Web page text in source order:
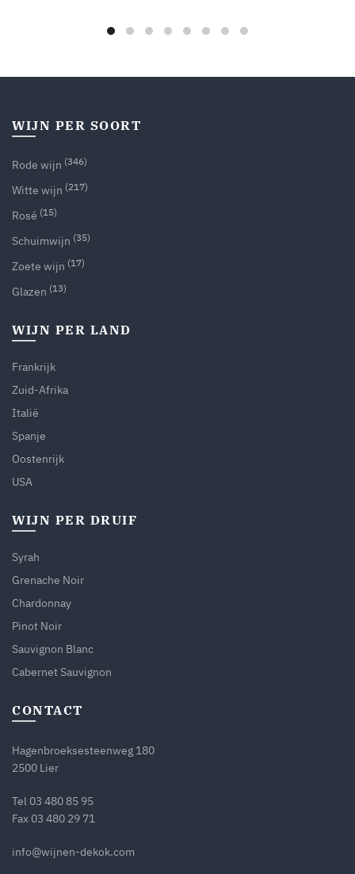
WIJN PER SOORT
Rode wijn (346)
Witte wijn (217)
Rosé (15)
Schuimwijn (35)
Zoete wijn (17)
Glazen (13)
WIJN PER LAND
Frankrijk
Zuid-Afrika
Italië
Spanje
Oostenrijk
USA
WIJN PER DRUIF
Syrah
Grenache Noir
Chardonnay
Pinot Noir
Sauvignon Blanc
Cabernet Sauvignon
CONTACT
Hagenbroeksesteenweg 180
2500 Lier
Tel 03 480 85 95
Fax 03 480 29 71
info@wijnen-dekok.com